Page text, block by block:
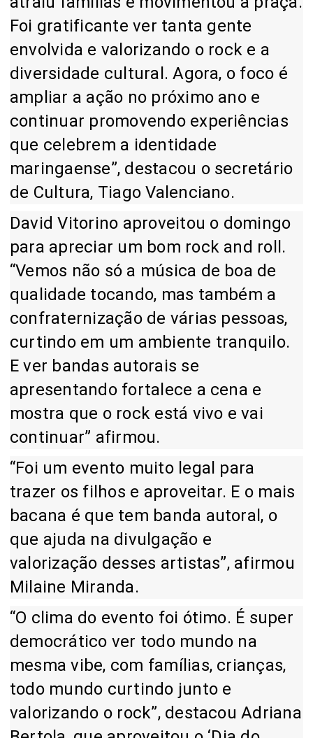
Foi gratificante ver tanta gente
envolvida e valorizando o rock e a
diversidade cultural. Agora, o foco é
ampliar a ação no próximo ano e
continuar promovendo experiências
que celebrem a identidade
maringaense”, destacou o secretário
de Cultura, Tiago Valenciano.
David Vitorino aproveitou o domingo
para apreciar um bom rock and roll.
“Vemos não só a música de boa de
qualidade tocando, mas também a
confraternização de várias pessoas,
curtindo em um ambiente tranquilo.
E ver bandas autorais se
apresentando fortalece a cena e
mostra que o rock está vivo e vai
continuar” afirmou.
“Foi um evento muito legal para
trazer os filhos e aproveitar. E o mais
bacana é que tem banda autoral, o
que ajuda na divulgação e
valorização desses artistas”, afirmou
Milaine Miranda.
“O clima do evento foi ótimo. É super
democrático ver todo mundo na
mesma vibe, com famílias, crianças,
todo mundo curtindo junto e
valorizando o rock”, destacou Adriana